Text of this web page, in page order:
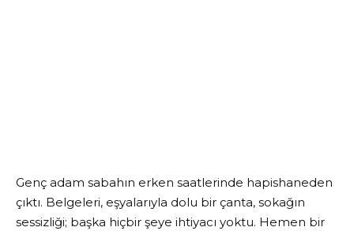
Genç adam sabahın erken saatlerinde hapishaneden
çıktı. Belgeleri, eşyalarıyla dolu bir çanta, sokağın
sessizliği; başka hiçbir şeye ihtiyacı yoktu. Hemen bir